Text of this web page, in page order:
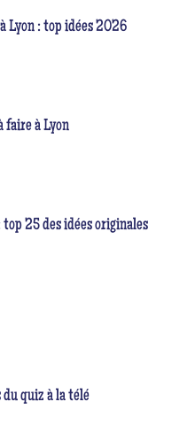
Lyon : top idées 2026
faire à Lyon
25 des idées originales
du quiz à la télé